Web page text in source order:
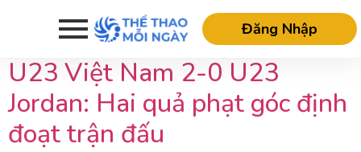
Đăng Nhập
Tag:Nguyễn Đình Bắc
U23 Việt Nam 2-0 U23
Jordan: Hai quả phạt góc định
đoạt trận đấu